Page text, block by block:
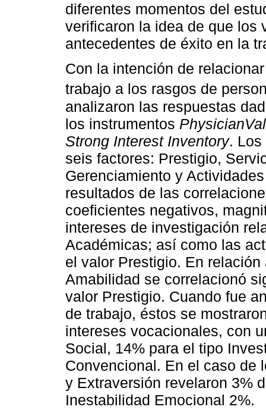
diferentes momentos del
verificaron la idea de que los
antecedentes de éxito en la
Con la intención de
trabajo a los rasgos de
analizaron las respuestas
los instrumentos
Strong Interest Inventory. Los
seis factores: Prestigio,
Gerenciamiento y
resultados de las
coeficientes negativos,
intereses de investigación
Académicas; así como las
el valor Prestigio. En
Amabilidad se correlacionó
valor Prestigio. Cuando fue
de trabajo, éstos se
intereses vocacionales, con
Social, 14% para el tipo
Convencional. En el caso de
y Extraversión revelaron 3%
Inestabilidad Emocional 2%.